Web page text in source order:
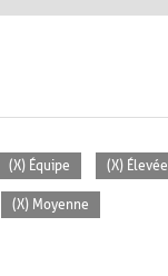
(X) Équipe (X) Élevée
(X) Moyenne